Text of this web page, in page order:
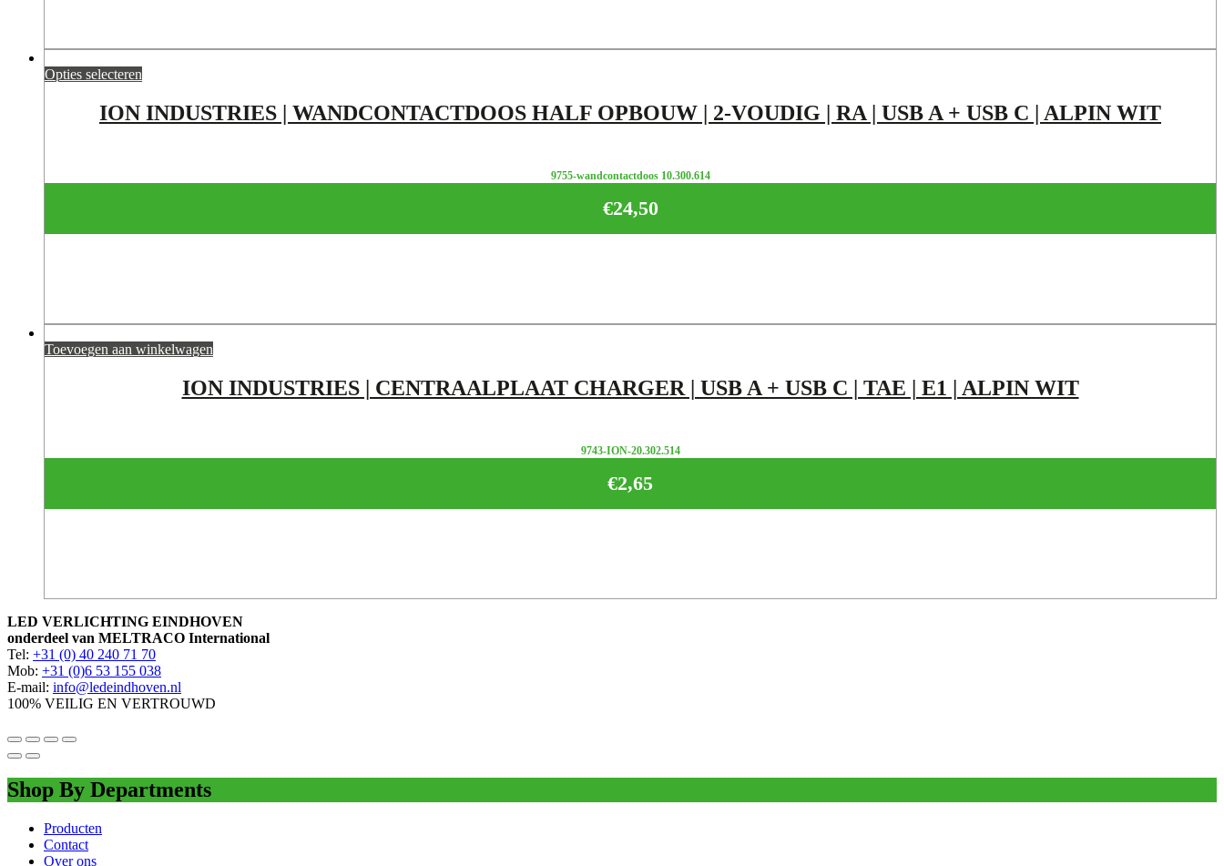
Opties selecteren
ION INDUSTRIES | WANDCONTACTDOOS HALF OPBOUW | 2-VOUDIG | RA | USB A + USB C | ALPIN WIT
9755-wandcontactdoos 10.300.614
€24,50
Toevoegen aan winkelwagen
ION INDUSTRIES | CENTRAALPLAAT CHARGER | USB A + USB C | TAE | E1 | ALPIN WIT
9743-ION-20.302.514
€2,65
LED VERLICHTING EINDHOVEN
onderdeel van MELTRACO International
Tel: +31 (0) 40 240 71 70
Mob: +31 (0)6 53 155 038
E-mail: info@ledeindhoven.nl
100% VEILIG EN VERTROUWD
Shop By Departments
Producten
Contact
Over ons